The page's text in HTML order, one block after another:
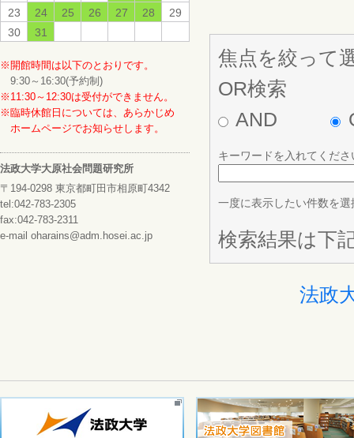
23
24 25 26 27 28
29
30
31
※開館時間は以下のとおりです。
9:30～16:30(予約制)
※11:30～12:30は受付ができません。
※臨時休館日については、あらかじめ
ホームページでお知らせします。
法政大学大原社会問題研究所
〒194-0298 東京都町田市相原町4342
tel:042-783-2305
fax:042-783-2311
e-mail oharains@adm.hosei.ac.jp
焦点を絞って
OR検索
AND
キーワードを入れてくださ
一度に表示したい件数を
検索結果は下
法政